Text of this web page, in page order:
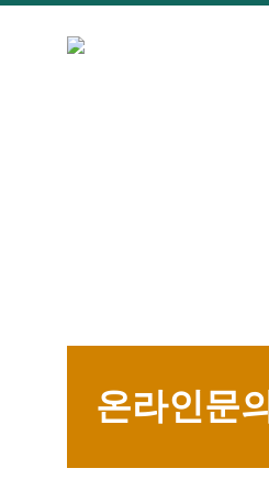
온라인문의